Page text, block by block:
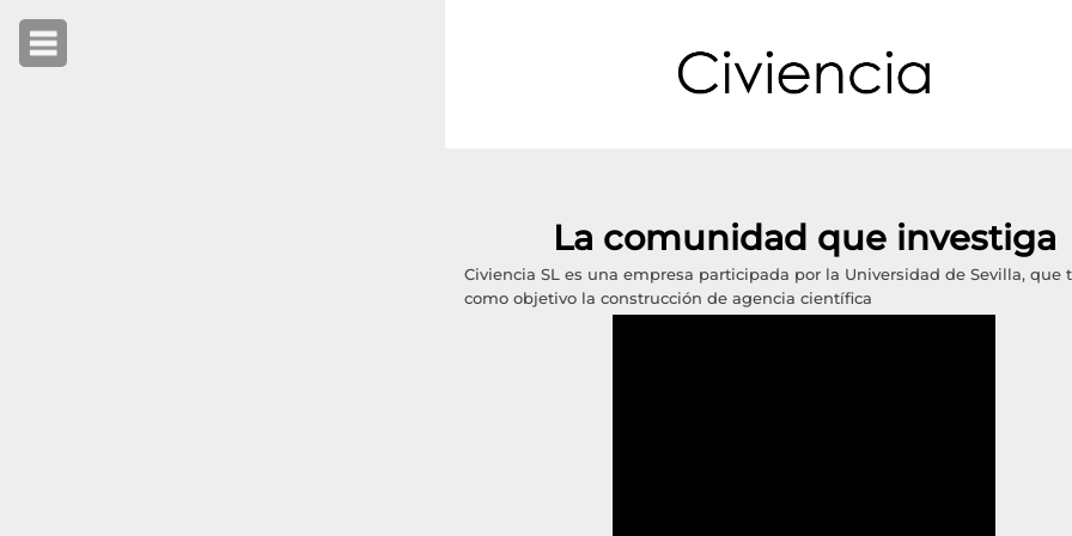
La comunidad que investiga
Civiencia SL es una empresa participada por la Universidad de Sevilla, que
como objetivo la construcción de agencia científica